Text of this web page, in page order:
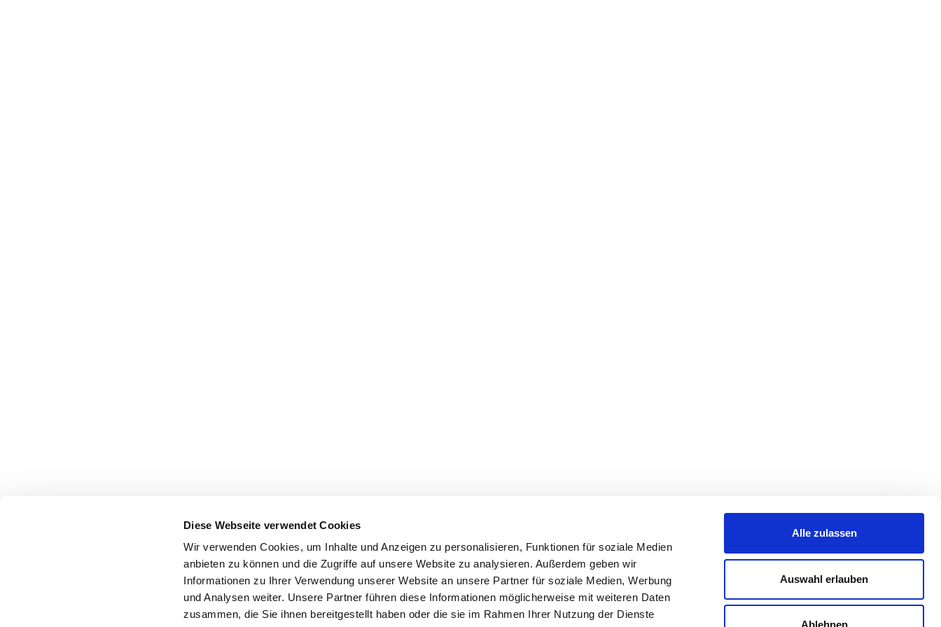
Diese Webseite verwendet Cookies
Wir verwenden Cookies, um Inhalte und Anzeigen zu personalisieren, Funktionen für soziale Medien
anbieten zu können und die Zugriffe auf unsere Website zu analysieren. Außerdem geben wir
Informationen zu Ihrer Verwendung unserer Website an unsere Partner für soziale Medien, Werbung
und Analysen weiter. Unsere Partner führen diese Informationen möglicherweise mit weiteren Daten
zusammen, die Sie ihnen bereitgestellt haben oder die sie im Rahmen Ihrer Nutzung der Dienste
Alle zulassen
Auswahl erlauben
Ablehnen